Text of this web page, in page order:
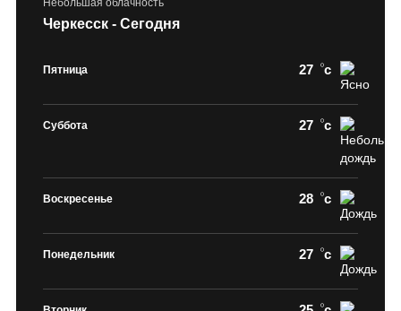
Небольшая облачность
Черкесск - Сегодня
Пятница 27 c
Суббота 27 c
Воскресенье 28 c
Понедельник 27 c